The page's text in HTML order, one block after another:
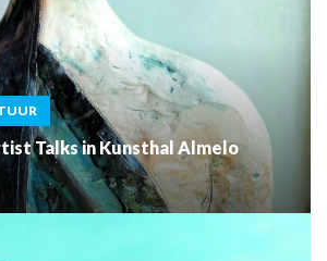
Talks in Kunsthal Almelo